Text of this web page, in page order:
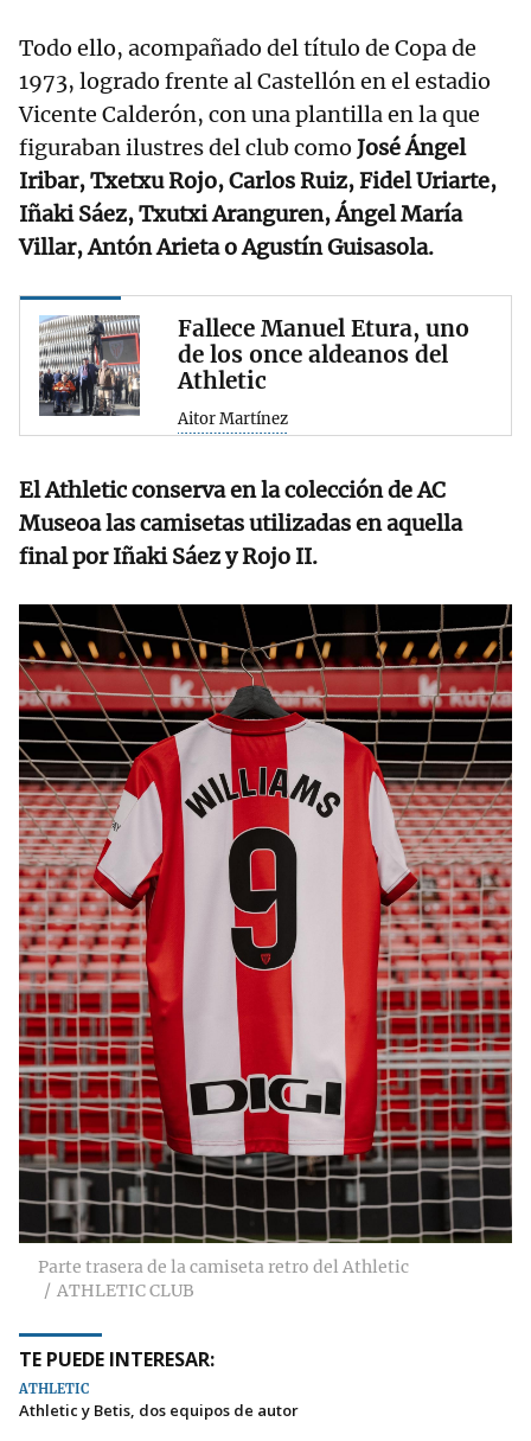
Todo ello, acompañado del título de Copa de
1973, logrado frente al Castellón en el estadio
Vicente Calderón, con una plantilla en la que
figuraban ilustres del club como José Ángel
Iribar, Txetxu Rojo, Carlos Ruiz, Fidel Uriarte,
Iñaki Sáez, Txutxi Aranguren, Ángel María
Villar, Antón Arieta o Agustín Guisasola.
Fallece Manuel Etura, uno
de los once aldeanos del
Athletic
Aitor Martínez
El Athletic conserva en la colección de AC
Museoa las camisetas utilizadas en aquella
final por Iñaki Sáez y Rojo II.
Parte trasera de la camiseta retro del Athletic
ATHLETIC CLUB
TE PUEDE INTERESAR:
ATHLETIC
Athletic y Betis, dos equipos de autor